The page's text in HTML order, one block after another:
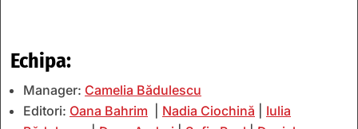
Echipa:
Manager: Camelia Bădulescu
Editori: Oana Bahrim Nadia Ciochină
Iulia